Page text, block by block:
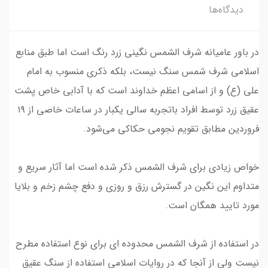
دیدگاه‌ها
در باور عامیانه شرف الشمس نگینی زرد رنگ است اما طبق منابع
اسلامی شرف شمس سنگ نیست، بلکه ذکری منسوب به امام
علی (ع) و از اسامی اعظم خداوند است که با آدابی خاص پشت
عقیق زرد توسط افراد باتجربه سالی یکبار در ساعات خاصی از ۱۹
فروردین مطابق تقویم‌ نجومی حکاکی می‌شود.
خواص زیادی برای شرف الشمس ذکر شده است اما آثار سریع و
متداوم این نگین در گسترش رزق و روزی و دفع چشم زخم و بلایا
مورد تایید همگان است.
در استفاده از شرف الشمس محدوده ای برای نوع استفاده مطرح
نیست ولی از آنجا که در روایات اسلامی استفاده از سنگ عقیق